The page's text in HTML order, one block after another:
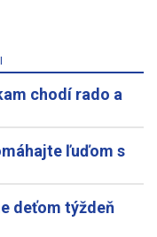
chodí rado a
ľuďom s
deťom týždeň